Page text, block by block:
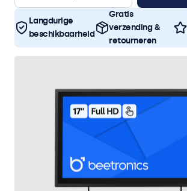
Langdurige
beschikbaarheid
Gratis
verzending &
retourneren